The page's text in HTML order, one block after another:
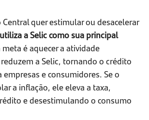
quer estimular ou desacelerar
a Selic como sua principal
meta é aquecer a atividade
a Selic, tornando o crédito
e consumidores. Se o
a inflação, ele eleva a taxa,
e desestimulando o consumo